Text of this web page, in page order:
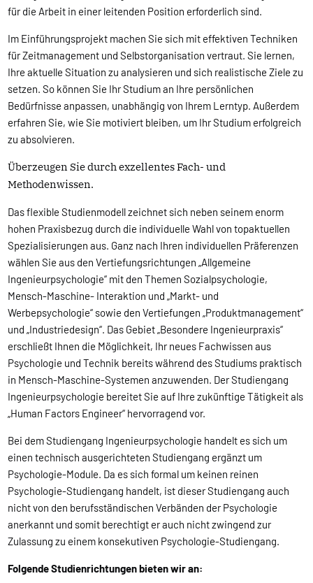
für die Arbeit in einer leitenden Position erforderlich sind.
Im Einführungsprojekt machen Sie sich mit effektiven Techniken
für Zeitmanagement und Selbstorganisation vertraut. Sie lernen,
Ihre aktuelle Situation zu analysieren und sich realistische Ziele zu
setzen. So können Sie Ihr Studium an Ihre persönlichen
Bedürfnisse anpassen, unabhängig von Ihrem Lerntyp. Außerdem
erfahren Sie, wie Sie motiviert bleiben, um Ihr Studium erfolgreich
zu absolvieren.
Überzeugen Sie durch exzellentes Fach- und
Methodenwissen.
Das flexible Studienmodell zeichnet sich neben seinem enorm
hohen Praxisbezug durch die individuelle Wahl von topaktuellen
Spezialisierungen aus. Ganz nach Ihren individuellen Präferenzen
wählen Sie aus den Vertiefungsrichtungen „Allgemeine
Ingenieurpsychologie“ mit den Themen Sozialpsychologie,
Mensch-Maschine- Interaktion und „Markt- und
Werbepsychologie“ sowie den Vertiefungen „Produktmanagement“
und „Industriedesign“. Das Gebiet „Besondere Ingenieurpraxis“
erschließt Ihnen die Möglichkeit, Ihr neues Fachwissen aus
Psychologie und Technik bereits während des Studiums praktisch
in Mensch-Maschine-Systemen anzuwenden. Der Studiengang
Ingenieurpsychologie bereitet Sie auf Ihre zukünftige Tätigkeit als
„Human Factors Engineer“ hervorragend vor.
Bei dem Studiengang Ingenieurpsychologie handelt es sich um
einen technisch ausgerichteten Studiengang ergänzt um
Psychologie-Module. Da es sich formal um keinen reinen
Psychologie-Studiengang handelt, ist dieser Studiengang auch
nicht von den berufsständischen Verbänden der Psychologie
anerkannt und somit berechtigt er auch nicht zwingend zur
Zulassung zu einem konsekutiven Psychologie-Studiengang.
Folgende Studienrichtungen bieten wir an: